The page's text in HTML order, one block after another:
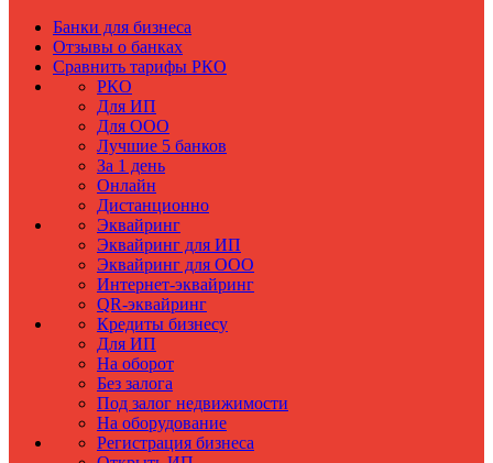
Банки для бизнеса
Отзывы о банках
Сравнить тарифы РКО
РКО
Для ИП
Для ООО
Лучшие 5 банков
За 1 день
Онлайн
Дистанционно
Эквайринг
Эквайринг для ИП
Эквайринг для ООО
Интернет-эквайринг
QR-эквайринг
Кредиты бизнесу
Для ИП
На оборот
Без залога
Под залог недвижимости
На оборудование
Регистрация бизнеса